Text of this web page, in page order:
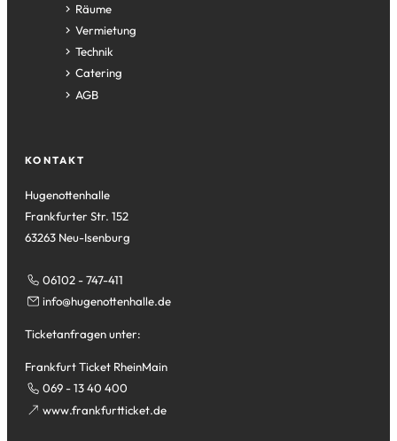
Räume
Vermietung
Technik
Catering
AGB
KONTAKT
Hugenottenhalle
Frankfurter Str. 152
63263 Neu-Isenburg
06102 - 747-411
info
hugenottenhalle de
Ticketanfragen unter:
Frankfurt Ticket RheinMain
069 - 13 40 400
www.frankfurtticket.de
(Öffnet